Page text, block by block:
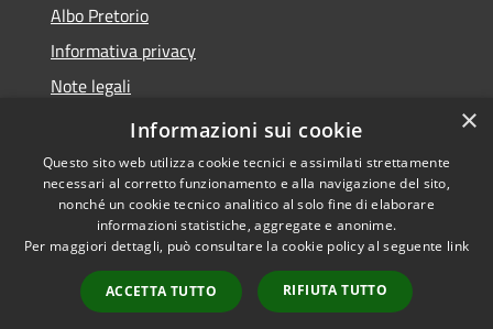
Albo Pretorio
Informativa privacy
Note legali
Dichiarazione di accessibilità
Accessibilità
Copyright © 2026 • Comune di
Palosco • Powered by
Municipium•
Accesso
redazione
×
Informazioni sui cookie
Questo sito web utilizza cookie tecnici e assimilati strettamente
necessari al corretto funzionamento e alla navigazione del sito,
nonché un cookie tecnico analitico al solo fine di elaborare
informazioni statistiche, aggregate e anonime.
Per maggiori dettagli, può consultare la cookie policy al seguente link
ACCETTA TUTTO RIFIUTA TUTTO